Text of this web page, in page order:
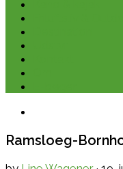
Ramsloeg-